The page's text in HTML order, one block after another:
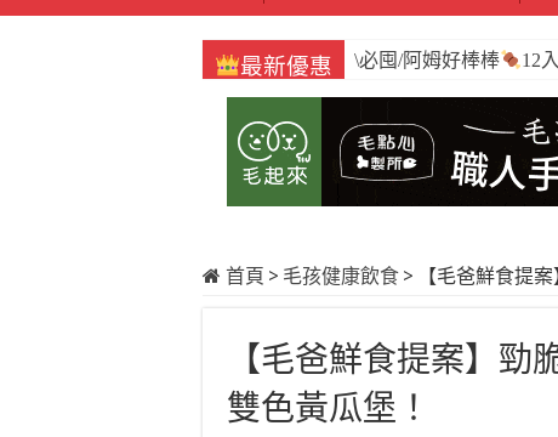
最新優惠 \必囤/阿姆好棒棒 12
首頁 > 毛孩健康飲食 > 【毛爸鮮食提
【毛爸鮮食提案】勁
雙色黃瓜堡！